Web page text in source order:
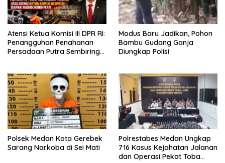
Atensi Ketua Komisi III DPR RI:
Penangguhan Penahanan
Persadaan Putra Sembiring
Modus Baru Jadikan, Pohon
Bambu Gudang Ganja
Diungkap Polisi
Polsek Medan Kota Gerebek
Sarang Narkoba di Sei Mati
Polrestabes Medan Ungkap
716 Kasus Kejahatan Jalanan
dan Operasi Pekat Toba